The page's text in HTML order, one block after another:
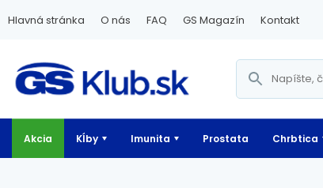
Hlavná stránka O nás FAQ GS Magazín Kontakt
Akcia Kĺby Imunita Prostata Chrbtica